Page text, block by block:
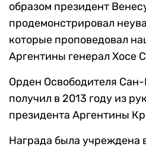
образом президент
продемонстрировал
которые проповедовал
Аргентины генерал Хосе
Орден Освободителя
получил в 2013 году из
президента Аргентины
Награда была учреждена